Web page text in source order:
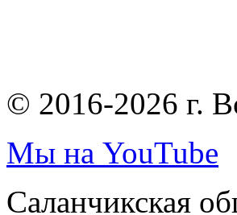
© 2016-2026 г.
Мы на YouTube
Саланчикская